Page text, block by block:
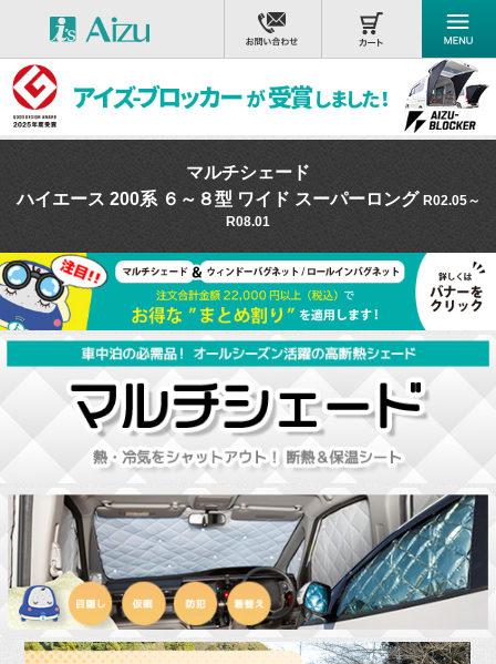
マルチシェード
ハイエース 200系 ６～８型 ワイド スーパーロング R02.05～
R08.01